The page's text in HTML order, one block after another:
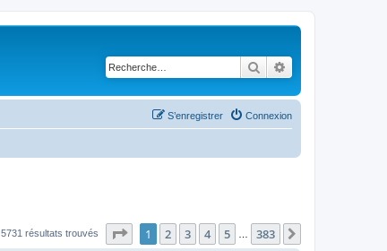
Rechercher
Connexion
S’enregistrer
5731 résultats trouvés Page sur383
1 2 3 4 5 383